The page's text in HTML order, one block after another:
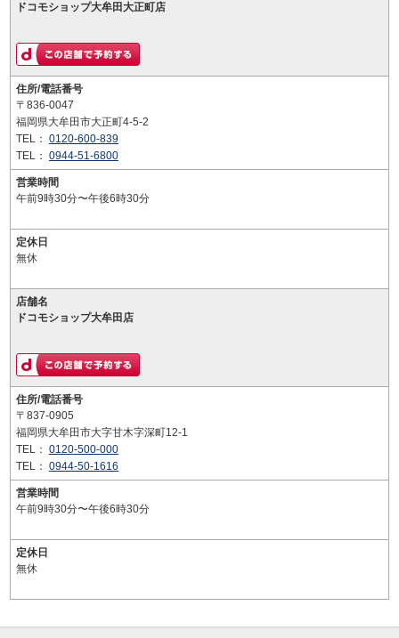
ドコモショップ大牟田大正町店
住所/電話番号
〒836-0047
福岡県大牟田市大正町4-5-2
TEL： 0120-600-839
TEL： 0944-51-6800
営業時間
午前9時30分〜午後6時30分
定休日
無休
店舗名
ドコモショップ大牟田店
住所/電話番号
〒837-0905
福岡県大牟田市大字甘木字深町12-1
TEL： 0120-500-000
TEL： 0944-50-1616
営業時間
午前9時30分〜午後6時30分
定休日
無休